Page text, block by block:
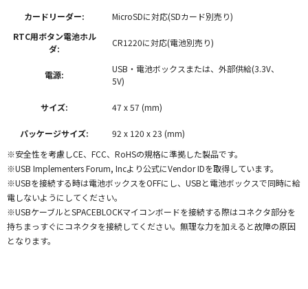
カードリーダー:
MicroSDに対応(SDカード別売り)
RTC用ボタン電池ホル
ダ:
CR1220に対応(電池別売り)
電源:
USB・電池ボックスまたは、外部供給(3.3V、
5V)
サイズ: 47 x 57 (mm)
パッケージサイズ:
92 x 120 x 23 (mm)
※安全性を考慮しCE、FCC、RoHSの規格に準拠した製品です。
※USB Implementers Forum, Incより公式にVendor IDを取得しています。
※USBを接続する時は電池ボックスをOFFにし、USBと電池ボックスで同時に給
電しないようにしてください。
※USBケーブルとSPACEBLOCKマイコンボードを接続する際はコネクタ部分を
持ちまっすぐにコネクタを接続してください。無理な力を加えると故障の原因
となります。